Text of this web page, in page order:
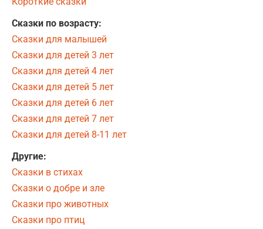
Сказки по возрасту:
Сказки для малышей
Сказки для детей 3 лет
Сказки для детей 4 лет
Сказки для детей 5 лет
Сказки для детей 6 лет
Сказки для детей 7 лет
Сказки для детей 8-11 лет
Другие:
Сказки в стихах
Сказки о добре и зле
Сказки про животных
Сказки про птиц